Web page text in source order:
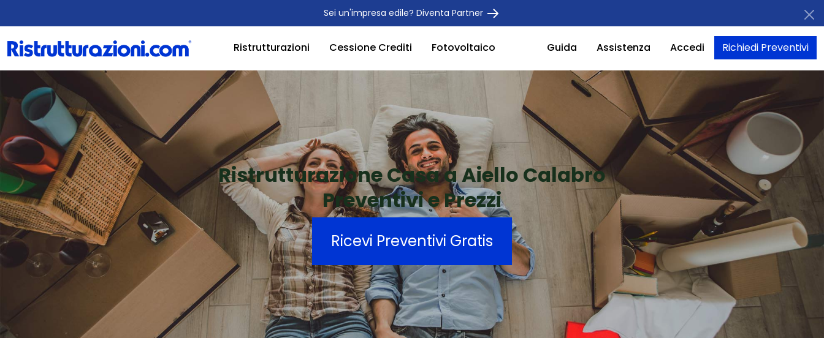
Sei un'impresa edile? Diventa Partner
Ristrutturazioni Cessione Crediti Fotovoltaico Guida Assistenza Accedi Richiedi Preventivi
Ristrutturazione Casa a Aiello Calabro
Preventivi e Prezzi
Ricevi Preventivi Gratis